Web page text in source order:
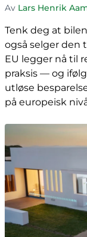
Av Lars Henrik
Tenk deg at
også selger den
EU legger nå til
praksis — og
utløse
på europeisk